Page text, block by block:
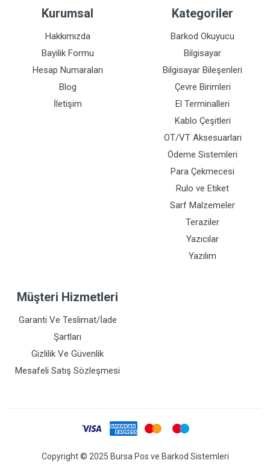
Kurumsal
Hakkımızda
Bayilik Formu
Hesap Numaraları
Blog
İletişim
Kategoriler
Barkod Okuyucu
Bilgisayar
Bilgisayar Bileşenleri
Çevre Birimleri
El Terminalleri
Kablo Çeşitleri
OT/VT Aksesuarları
Ödeme Sistemleri
Para Çekmecesi
Rulo ve Etiket
Sarf Malzemeler
Teraziler
Yazıcılar
Yazılım
Müşteri Hizmetleri
Garanti Ve Teslimat/İade
Şartları
Gizlilik Ve Güvenlik
Mesafeli Satış Sözleşmesi
Copyright © 2025 Bursa Pos ve Barkod Sistemleri